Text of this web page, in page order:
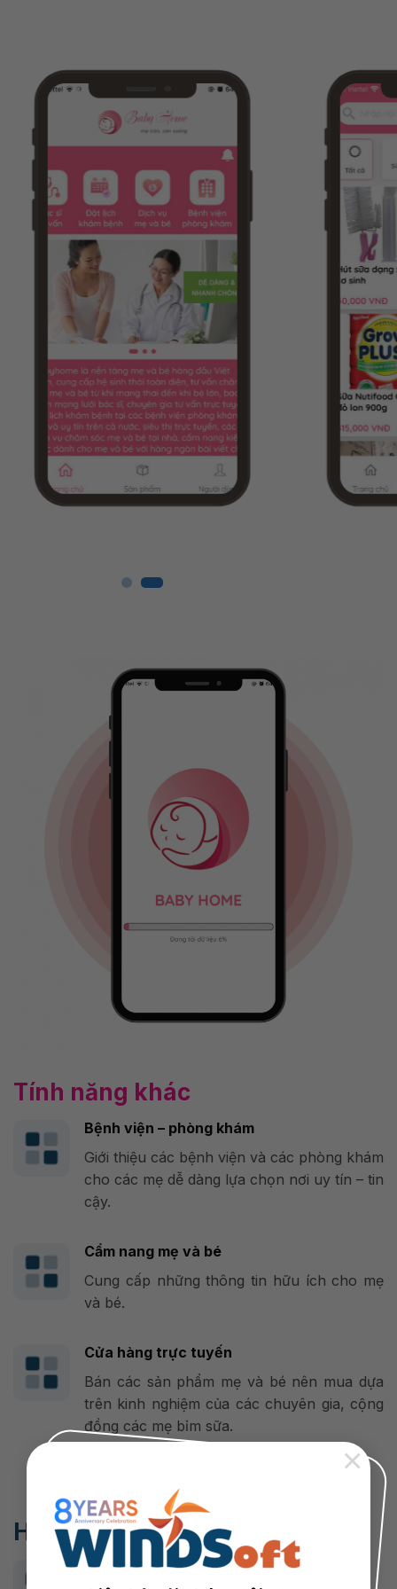
×
Tính năng khác
Bệnh viện – phòng khám
Giới thiệu các bệnh viện và các phòng khám
cho các mẹ dễ dàng lựa chọn nơi uy tín – tin
cậy.
Cẩm nang mẹ và bé
Cung cấp những thông tin hữu ích cho mẹ
và bé.
Cửa hàng trực tuyến
Bán các sản phẩm mẹ và bé nên mua dựa
trên kinh nghiệm của các chuyên gia, cộng
đồng các mẹ bỉm sữa.
Hợp tác cùng WINDSoft
Tạo điểm khác biệt